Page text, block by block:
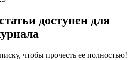
доступен для
чтобы прочесть ее полностью!